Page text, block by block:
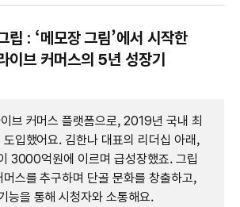
립 : ‘메모장 그림’에서 시작한
이브 커머스의 5년 성장기
브 커머스 플랫폼으로, 2019년 국내 최
입했어요. 김한나 대표의 리더십 아래,
3000억원에 이르며 급성장했죠. 그립
스를 추구하며 단골 문화를 창출하고,
능을 통해 시청자와 소통해요.